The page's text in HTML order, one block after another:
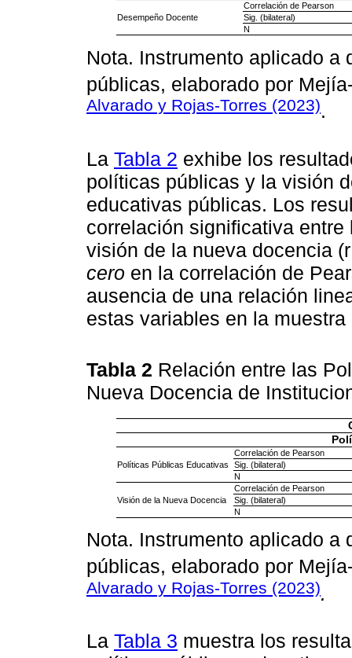
Desempeño Docente
Correlación de Pearson
Sig. (bilateral)
N
Nota. Instrumento aplicado
públicas, elaborado por
Alvarado y Rojas-Torres (2023).
La Tabla 2 exhibe los
políticas públicas y la visión
educativas públicas. Los
correlación significativa
visión de la nueva docencia
cero en la correlación de
ausencia de una relación
estas variables en la
Tabla 2 Relación entre las
Nueva Docencia de
Políticas Públicas Educativas
Correlación de Pearson
Sig. (bilateral)
N
Visión de la Nueva Docencia
Correlación de Pearson
Sig. (bilateral)
N
Nota. Instrumento aplicado
públicas, elaborado por
Alvarado y Rojas-Torres (2023).
La Tabla 3 muestra los